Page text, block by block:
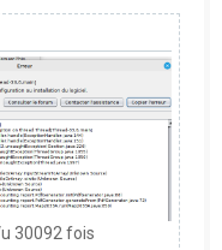
30092 fois